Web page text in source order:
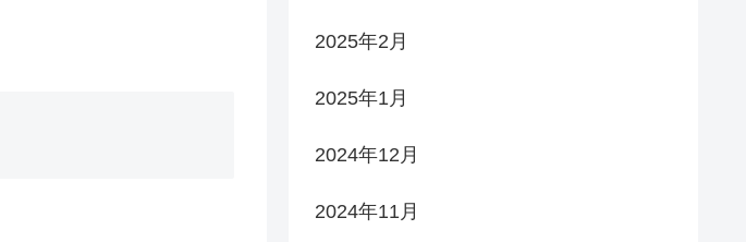
2025年2月
2025年1月
2024年12月
2024年11月